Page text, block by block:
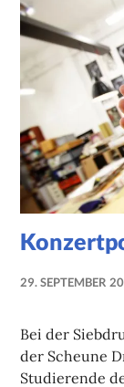
29. SEPTEMBER
Bei der
der Scheune
Studierende